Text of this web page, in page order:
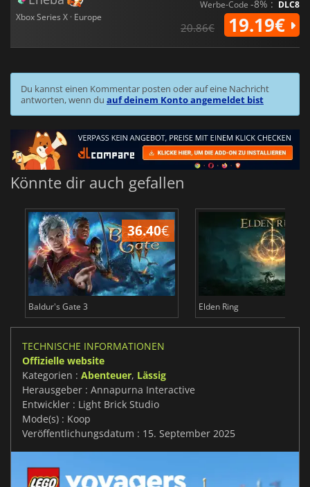
Xbox Series X · Europe
Werbe-Code -8% : DLC8
20.86€ 19.19€
Du kannst einen Kommentar posten oder auf eine Nachricht
antworten, wenn du auf deinem Konto angemeldet bist
Könnte dir auch gefallen
36.40€
Baldur's Gate 3 Elden Ring
TECHNISCHE INFORMATIONEN
Offizielle website
Kategorien : Abenteuer, Lässig
Herausgeber : Annapurna Interactive
Entwickler : Light Brick Studio
Mode(s) : Koop
Veröffentlichungsdatum : 15. September 2025